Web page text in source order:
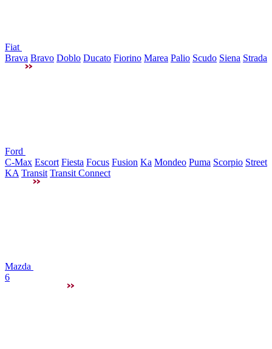
Fiat
Brava Bravo Doblo Ducato Fiorino Marea Palio Scudo Siena Strada
Ford
C-Max Escort Fiesta Focus Fusion Ka Mondeo Puma Scorpio Street
KA Transit Transit Connect
Mazda
6